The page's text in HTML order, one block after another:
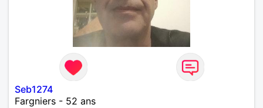
Seb1274
Fargniers - 52 ans